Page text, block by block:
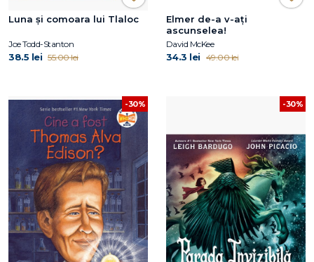
Luna și comoara lui Tlaloc
Joe Todd-Stanton
38.5 lei 55.00 lei
Elmer de-a v-ați
ascunselea!
David McKee
34.3 lei 49.00 lei
-30% -30%